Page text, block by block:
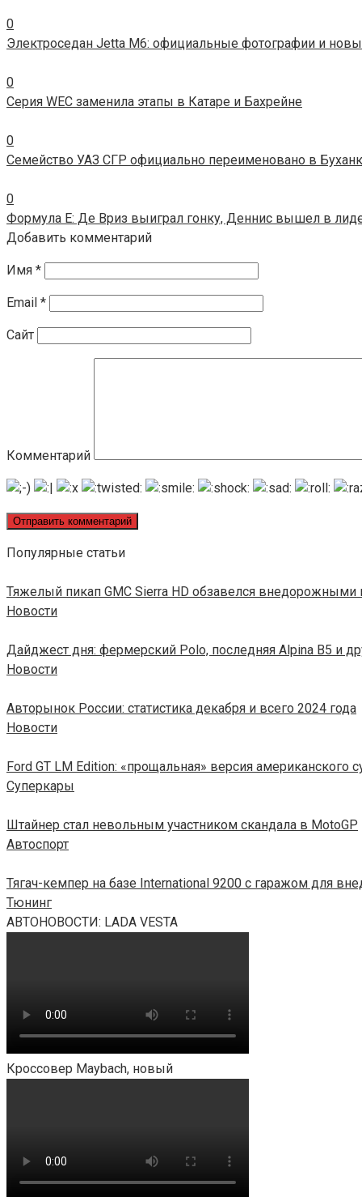
0
Электроседан Jetta M6: официальные фотографии и
0
Серия WEC заменила этапы в Катаре и Бахрейне
0
Семейство УАЗ СГР официально переименовано в
0
Формула E: Де Вриз выиграл гонку, Деннис вышел в
Добавить комментарий
Имя *
Email *
Сайт
Комментарий
Популярные статьи
Тяжелый пикап GMC Sierra HD обзавелся внедорожными
Новости
Дайджест дня: фермерский Polo, последняя Alpina B5 и
Новости
Авторынок России: статистика декабря и всего 2024 года
Новости
Ford GT LM Edition: «прощальная» версия американского
Суперкары
Штайнер стал невольным участником скандала в MotoGP
Автоспорт
Тягач-кемпер на базе International 9200 с гаражом для
Тюнинг
АВТОНОВОСТИ: LADA VESTA
Кроссовер Maybach, новый